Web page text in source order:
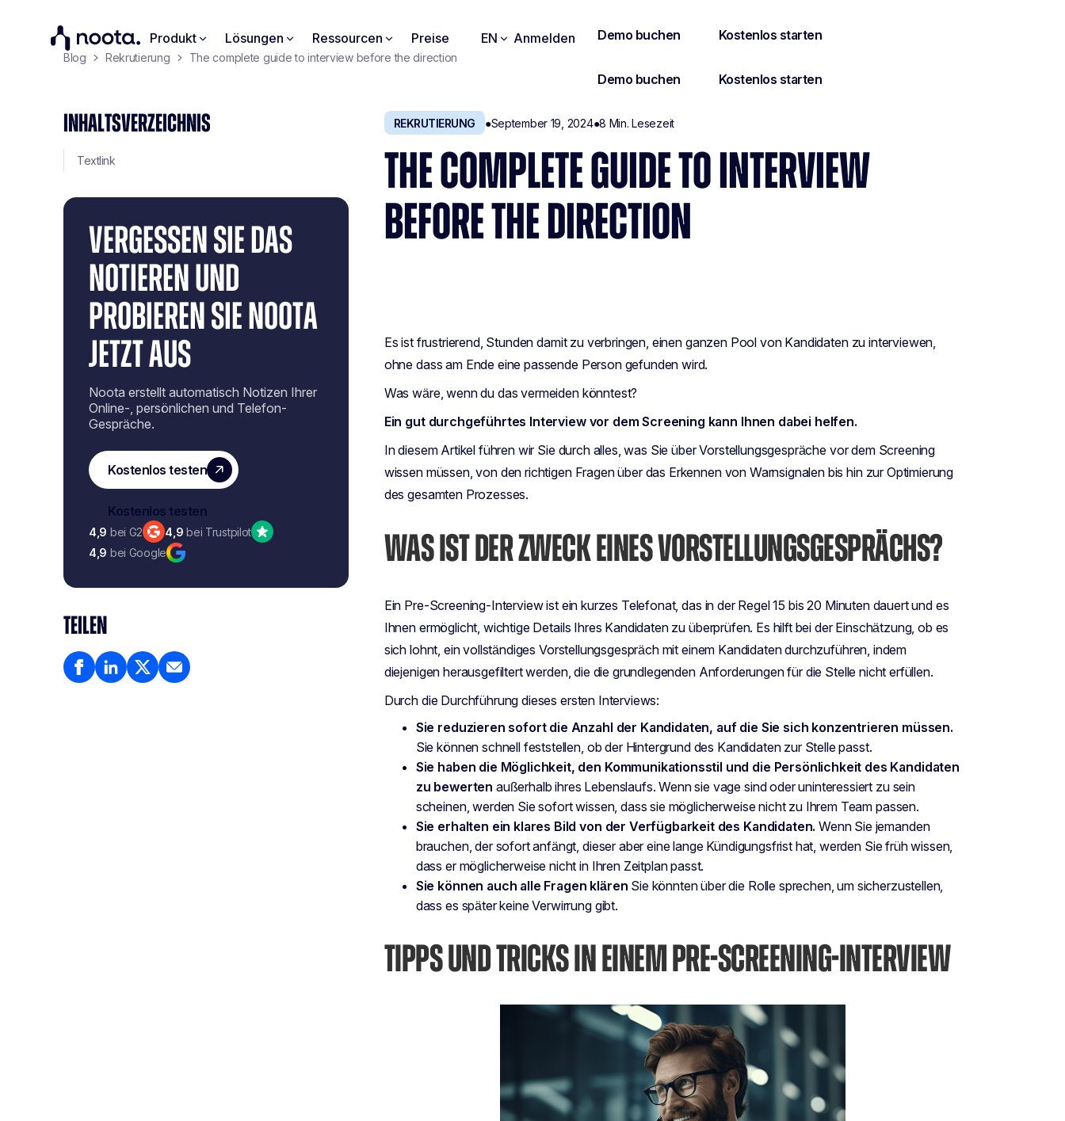
Produkt Lösungen Ressourcen Preise EN Anmelden
Blog Rekrutierung The complete guide to interview before the direction
INHALTSVERZEICHNIS
Textlink
VERGESSEN SIE DAS
NOTIEREN UND
PROBIEREN SIE NOOTA
JETZT AUS
Noota erstellt automatisch Notizen Ihrer
Online-, persönlichen und Telefon-
Gespräche.
4,9 bei G2 4,9 bei Trustpilot
4,9 bei Google
TEILEN
REKRUTIERUNG ●September 19, 2024●8 Min. Lesezeit
THE COMPLETE GUIDE TO INTERVIEW
BEFORE THE DIRECTION
Es ist frustrierend, Stunden damit zu verbringen, einen ganzen Pool von Kandidaten zu interviewen,
ohne dass am Ende eine passende Person gefunden wird.
Was wäre, wenn du das vermeiden könntest?
Ein gut durchgeführtes Interview vor dem Screening kann Ihnen dabei helfen.
In diesem Artikel führen wir Sie durch alles, was Sie über Vorstellungsgespräche vor dem Screening
wissen müssen, von den richtigen Fragen über das Erkennen von Warnsignalen bis hin zur Optimierung
des gesamten Prozesses.
WAS IST DER ZWECK EINES VORSTELLUNGSGESPRÄCHS?
Ein Pre-Screening-Interview ist ein kurzes Telefonat, das in der Regel 15 bis 20 Minuten dauert und es
Ihnen ermöglicht, wichtige Details Ihres Kandidaten zu überprüfen. Es hilft bei der Einschätzung, ob es
sich lohnt, ein vollständiges Vorstellungsgespräch mit einem Kandidaten durchzuführen, indem
diejenigen herausgefiltert werden, die die grundlegenden Anforderungen für die Stelle nicht erfüllen.
Durch die Durchführung dieses ersten Interviews:
Sie reduzieren sofort die Anzahl der Kandidaten, auf die Sie sich konzentrieren müssen.
Sie können schnell feststellen, ob der Hintergrund des Kandidaten zur Stelle passt.
Sie haben die Möglichkeit, den Kommunikationsstil und die Persönlichkeit des Kandidaten
zu bewerten außerhalb ihres Lebenslaufs. Wenn sie vage sind oder uninteressiert zu sein
scheinen, werden Sie sofort wissen, dass sie möglicherweise nicht zu Ihrem Team passen.
Sie erhalten ein klares Bild von der Verfügbarkeit des Kandidaten.Wenn Sie jemanden
brauchen, der sofort anfängt, dieser aber eine lange Kündigungsfrist hat, werden Sie früh wissen,
dass er möglicherweise nicht in Ihren Zeitplan passt.
Sie können auch alle Fragen klären Sie könnten über die Rolle sprechen, um sicherzustellen,
dass es später keine Verwirrung gibt.
TIPPS UND TRICKS IN EINEM PRE-SCREENING-INTERVIEW